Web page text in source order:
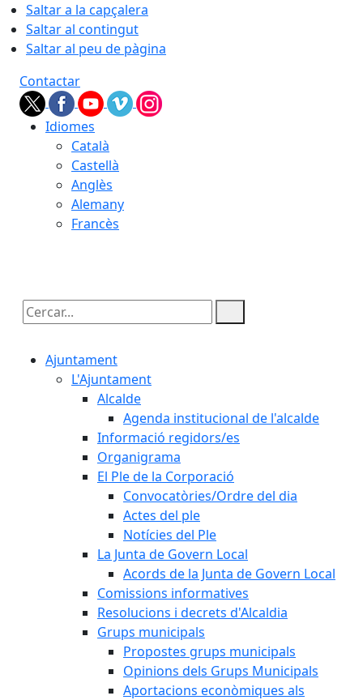
Saltar a la capçalera
Saltar al contingut
Saltar al peu de pàgina
Contactar
Idiomes
Català
Castellà
Anglès
Alemany
Francès
Cercar:
Ajuntament
L'Ajuntament
Alcalde
Agenda institucional de l'alcalde
Informació regidors/es
Organigrama
El Ple de la Corporació
Convocatòries/Ordre del dia
Actes del ple
Notícies del Ple
La Junta de Govern Local
Acords de la Junta de Govern Local
Comissions informatives
Resolucions i decrets d'Alcaldia
Grups municipals
Propostes grups municipals
Opinions dels Grups Municipals
Aportacions econòmiques als